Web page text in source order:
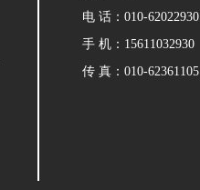
电 话：010-62022930
手 机：15611032930
传 真：010-62361105